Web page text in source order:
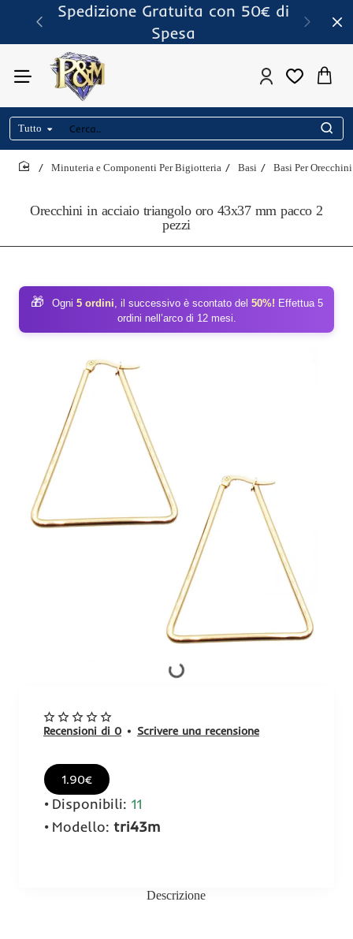
Spedizione Gratuita con 50€ di
Spesa
Tutto
Cerca..
Orecchini in acciaio triangolo oro 43x37 mm pacco 2
pezzi
Minuteria e Componenti Per Bigiotteria Basi Basi Per Orecchini
🎁 Ogni 5 ordini, il successivo è scontato del 50%! Effettua 5
ordini nell’arco di 12 mesi.
Recensioni di 0 • Scrivere una recensione
1.90€
Disponibili: 11
Modello: tri43m
Descrizione